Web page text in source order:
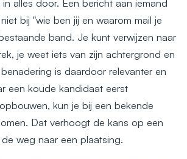
in alles door. Een bericht aan iemand
bij "wie ben jij en waarom mail je
band. Je kunt verwijzen naar
je weet iets van zijn achtergrond en
is daardoor relevanter en
een koude kandidaat eerst
kun je bij een bekende
Dat verhoogt de kans op een
weg naar een plaatsing.